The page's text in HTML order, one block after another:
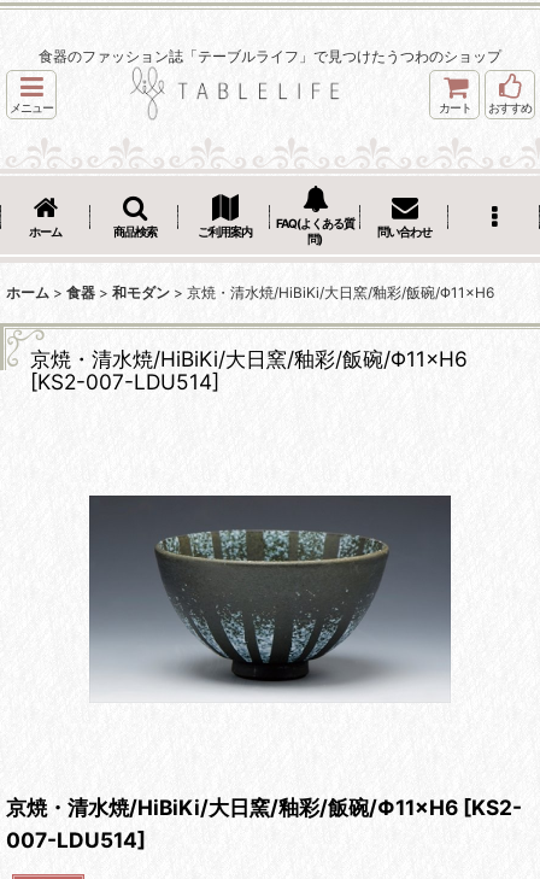
食器のファッション誌「テーブルライフ」で見つけたうつわのショップ
メニュー カート おすすめ
ホーム 商品検索 ご利用案内
FAQ(よくある質
問)
問い合わせ
ホーム > 食器 > 和モダン > 京焼・清水焼/HiBiKi/大日窯/釉彩/飯碗/Φ11×H6
京焼・清水焼/HiBiKi/大日窯/釉彩/飯碗/Φ11×H6
[KS2-007-LDU514]
京焼・清水焼/HiBiKi/大日窯/釉彩/飯碗/Φ11×H6 [KS2-
007-LDU514]